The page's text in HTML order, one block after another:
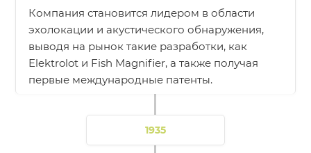
Компания становится лидером в области
эхолокации и акустического обнаружения,
выводя на рынок такие разработки, как
Elektrolot и Fish Magnifier, а также получая
первые международные патенты.
1935